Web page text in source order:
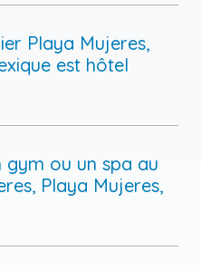
Playa Mujeres,
est hôtel
gym ou un spa au
Playa Mujeres,